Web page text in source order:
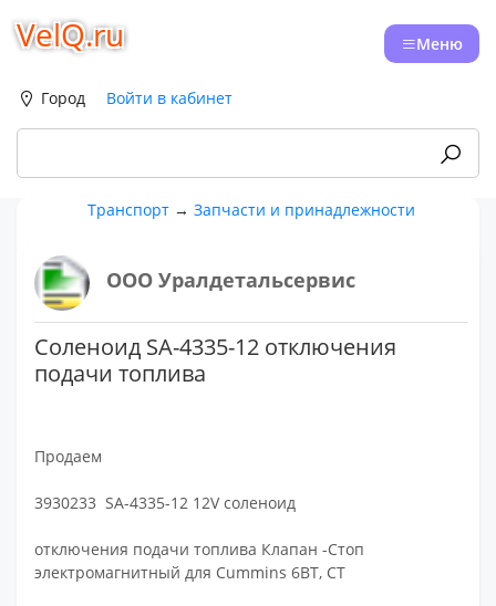
VelQ.ru Меню
Город Войти в кабинет
Транспорт →Запчасти и принадлежности
ООО Уралдетальсервис
Соленоид SA-4335-12 отключения
подачи топлива
Продаем
3930233 SA-4335-12 12V соленоид
отключения подачи топлива Клапан -Стоп
электромагнитный для Cummins 6BT, CT